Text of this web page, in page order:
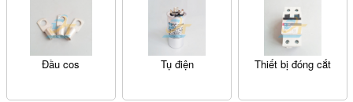
Đầu cos Tụ điện Thiết bị đóng cắt